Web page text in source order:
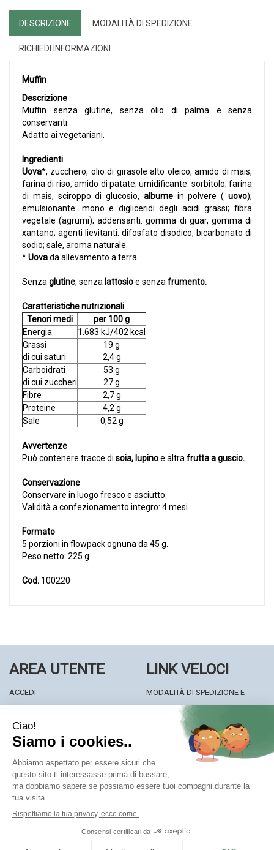
DESCRIZIONE MODALITÀ DI SPEDIZIONE
RICHIEDI INFORMAZIONI
Muffin
Descrizione
Muffin senza glutine, senza olio di palma e senza
conservanti.
Adatto ai vegetariani.
Ingredienti
Uova*, zucchero, olio di girasole alto oleico, amido di mais,
farina di riso, amido di patate; umidificante: sorbitolo; farina
di mais, sciroppo di glucosio, albumein polvere (uovo);
emulsionante: mono e digliceridi degli acidi grassi; fibra
vegetale (agrumi); addensanti: gomma di guar, gomma di
xantano; agenti lievitanti: difosfato disodico, bicarbonato di
sodio; sale, aroma naturale.
*Uovada allevamento a terra.
Senzaglutine, senza lattosioe senzafrumento.
Caratteristiche nutrizionali
Tenori medi
per 100 g
Energia
1.683 kJ/402 kcal
Grassi
di cui saturi
19 g
2,4 g
Carboidrati
di cui zuccheri
53 g
27 g
Fibre
2,7 g
Proteine
4,2 g
Sale
0,52 g
Avvertenze
Può contenere tracce di soia, lupinoe altrafrutta a guscio.
Conservazione
Conservare in luogo fresco e asciutto.
Validità a confezionamento integro: 4 mesi.
Formato
5 porzioni in flowpack ognuna da 45 g.
Peso netto: 225 g.
Cod. 100220
AREA UTENTE
ACCEDI
WISHLIST
ISCRIZIONE ALLA NEWSLETTER
LINK VELOCI
MODALITÀ DI SPEDIZIONE E
MODALITÀ DI PAGAMENTO
INFORMATIVA PRIVACY
CONDIZIONI DI VENDITA
Farmacia Centrale Srl
Numero R.E.A.: CO327309